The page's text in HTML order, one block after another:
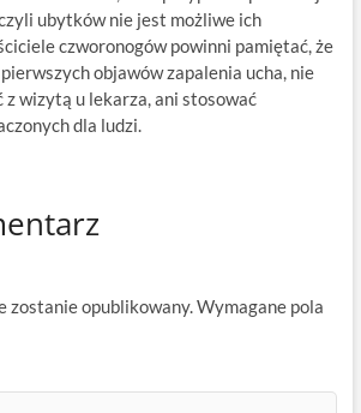
ubytków nie jest możliwe ich
czworonogów powinni pamiętać, że
objawów zapalenia ucha, nie
z wizytą u lekarza, ani stosować
dla ludzi.
zostanie opublikowany.Wymagane pola